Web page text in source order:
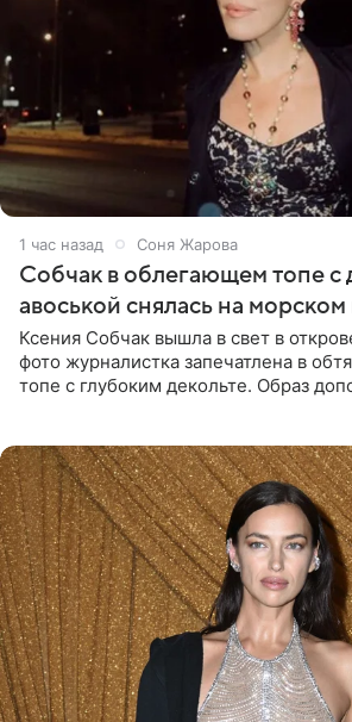
1 час назад Соня Жарова
Собчак в облегающем топе с
авоськой снялась на морском
Ксения Собчак вышла в свет в
фото журналистка запечатлена в
топе с глубоким декольте. Образ